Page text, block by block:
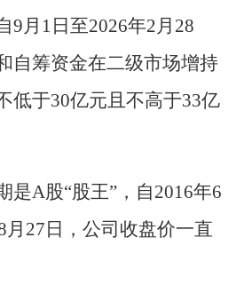
9月1日至2026年2月28
自筹资金在二级市场增持
低于30亿元且不高于33亿
是A股“股王”，自2016年6
月27日，公司收盘价一直